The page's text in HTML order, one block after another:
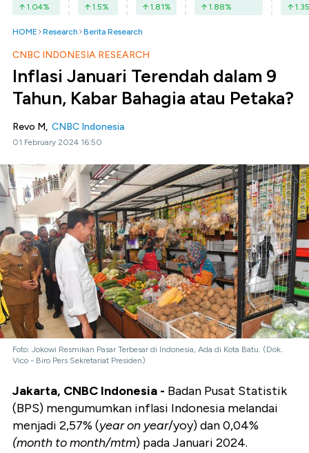
1.04% 1.5% 1.81% 1.88% 1.35
HOME Research Berita Research
CNBC INDONESIA RESEARCH
Inflasi Januari Terendah dalam 9
Tahun, Kabar Bahagia atau Petaka?
Revo M, CNBC Indonesia
01 February 2024 16:50
Foto: Jokowi Resmikan Pasar Terbesar di Indonesia, Ada di Kota Batu. (Dok.
Vico - Biro Pers Sekretariat Presiden)
Jakarta, CNBC Indonesia - Badan Pusat Statistik
(BPS) mengumumkan inflasi Indonesia melandai
menjadi 2,57% (year on year/yoy) dan 0,04%
(month to month/mtm) pada Januari 2024.